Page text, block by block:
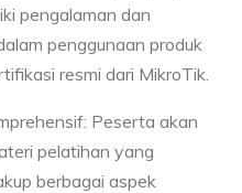
pengalaman dan
penggunaan produk
resmi dari MikroTik.
Peserta akan
pelatihan yang
berbagai aspek